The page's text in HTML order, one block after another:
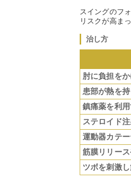
スイングのフ
リスクが高ま
治し方
肘に負担を
患部が熱を
鎮痛薬を利
ステロイド
運動器カテ
筋膜リリー
ツボを刺激